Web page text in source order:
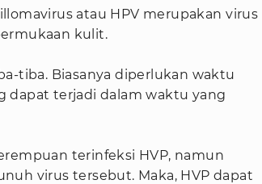
atau HPV merupakan virus
kulit.
tiba. Biasanya diperlukan waktu
dapat terjadi dalam waktu yang
terinfeksi HVP, namun
virus tersebut. Maka, HVP dapat